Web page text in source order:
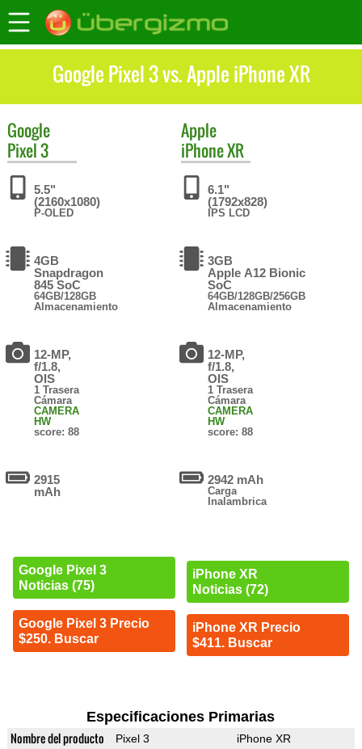
Google Pixel 3 vs. Apple iPhone XR
Google
Pixel 3
5.5"
(2160x1080)
P-OLED
4GB
Snapdragon
845 SoC
64GB/128GB
Almacenamiento
12-MP,
f/1.8,
OIS
1 Trasera
Cámara
CAMERA
HW
score: 88
2915
mAh
Google Pixel 3
Noticias (75)
Google Pixel 3 Precio
$250. Buscar
Apple
iPhone XR
6.1"
(1792x828)
IPS LCD
3GB
Apple A12 Bionic
SoC
64GB/128GB/256GB
Almacenamiento
12-MP,
f/1.8,
OIS
1 Trasera
Cámara
CAMERA
HW
score: 88
2942 mAh
Carga
Inalambrica
iPhone XR
Noticias (72)
iPhone XR Precio
$411. Buscar
Especificaciones Primarias
Nombre del producto Pixel 3 iPhone XR